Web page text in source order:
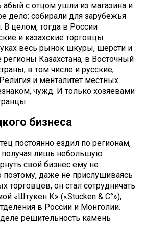
абый с отцом ушли из магазина и
дело: собирали для зарубежья
В целом, тогда в России
и казахские торговцы
весь рынок шкуры, шерсти и
регионы Казахстана, в Восточный
в том числе и русские,
и менталитет местных
чужд. И только хозяевами
бизнеса
постоянно ездил по регионам,
лишь небольшую
свой бизнес ему не
поэтому, даже не прислушиваясь
торговцев, он стал сотрудничать
«Штукен К» («Stucken & С°»),
в России и Монголии.
решительность камень